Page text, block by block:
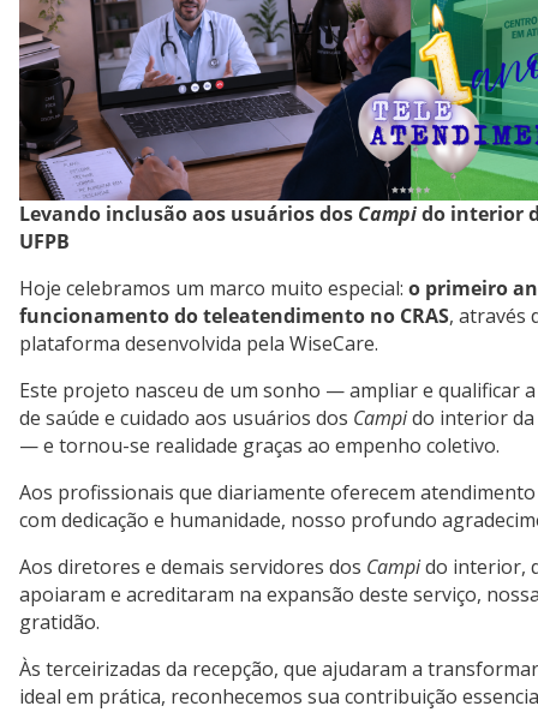
Levando inclusão aos usuários dos Campido interior
UFPB
Hoje celebramos um marco muito especial: o primeiro
funcionamento do teleatendimento no CRAS, através
plataforma desenvolvida pela WiseCare.
Este projeto nasceu de um sonho — ampliar e qualificar
de saúde e cuidado aos usuários dos Campido interior da
— e tornou-se realidade graças ao empenho coletivo.
Aos profissionais que diariamente oferecem
com dedicação e humanidade, nosso profundo
Aos diretores e demais servidores dos Campido interior,
apoiaram e acreditaram na expansão deste serviço,
gratidão.
Às terceirizadas da recepção, que ajudaram a
ideal em prática, reconhecemos sua contribuição